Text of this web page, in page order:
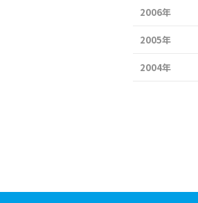
2006年
2005年
2004年